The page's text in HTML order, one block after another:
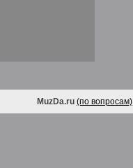
MuzDa.ru (по вопросам)